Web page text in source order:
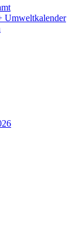
Umweltkalender